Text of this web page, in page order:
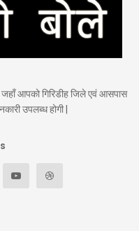
जहाँ आपको गिरिडीह जिले एवं आसपास
उपलब्ध होगी |